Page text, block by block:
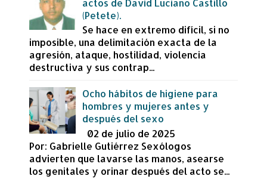
actos de David Luciano Castillo
(Petete).
Se hace en extremo difícil, si no
imposible, una delimitación exacta de la
agresión, ataque, hostilidad, violencia
destructiva y sus contrap...
Ocho hábitos de higiene para
hombres y mujeres antes y
después del sexo
02 de julio de 2025
Por: Gabrielle Gutiérrez Sexólogos
advierten que lavarse las manos, asearse
los genitales y orinar después del acto se...